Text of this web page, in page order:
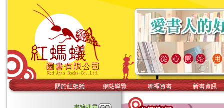
關於紅螞蟻 網站導覽 哪裡買書 新書資訊